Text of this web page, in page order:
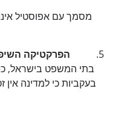
מסמך עם אפוסטיל אינו
הפרקטיקה
בתי המשפט בישראל,
בעקביות כי למדינה אין